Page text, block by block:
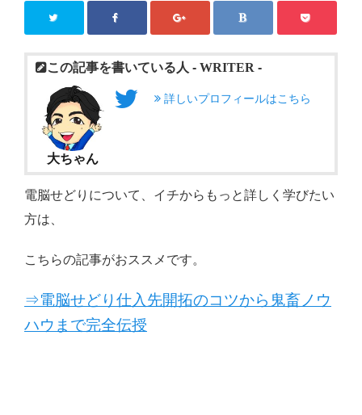
この記事を書いている人 - WRITER -
大ちゃん
詳しいプロフィールはこちら
電脳せどりについて、イチからもっと詳しく学びたい
方は、
こちらの記事がおススメです。
⇒電脳せどり仕入先開拓のコツから鬼畜ノウ
ハウまで完全伝授